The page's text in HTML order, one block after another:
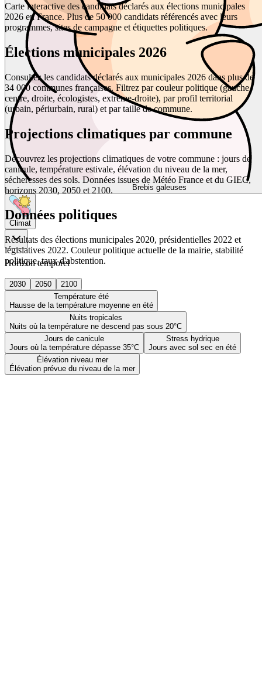
Brebis galeuses
Climat
Horizon temporel
2030 2050
2100
Température été
Hausse de la température moyenne en été
Nuits tropicales
Nuits où la température ne descend pas sous 20°C
Jours de canicule
Jours où la température dépasse 35°C
Stress hydrique
Jours avec sol sec en été
Élévation niveau mer
Élévation prévue du niveau de la mer
Carte interactive des candidats déclarés aux élections municipales
2026 en France. Plus de 50 000 candidats référencés avec leurs
programmes, sites de campagne et étiquettes politiques.
Élections municipales 2026
Consultez les candidats déclarés aux municipales 2026 dans plus de
34 000 communes françaises. Filtrez par couleur politique (gauche,
centre, droite, écologistes, extrême-droite), par profil territorial
(urbain, périurbain, rural) et par taille de commune.
Projections climatiques par commune
Découvrez les projections climatiques de votre commune : jours de
canicule, température estivale, élévation du niveau de la mer,
sécheresses des sols. Données issues de Météo France et du GIEC,
horizons 2030, 2050 et 2100.
Données politiques
Résultats des élections municipales 2020, présidentielles 2022 et
législatives 2022. Couleur politique actuelle de la mairie, stabilité
politique, taux d'abstention.